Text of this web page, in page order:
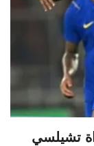
تشيلسي